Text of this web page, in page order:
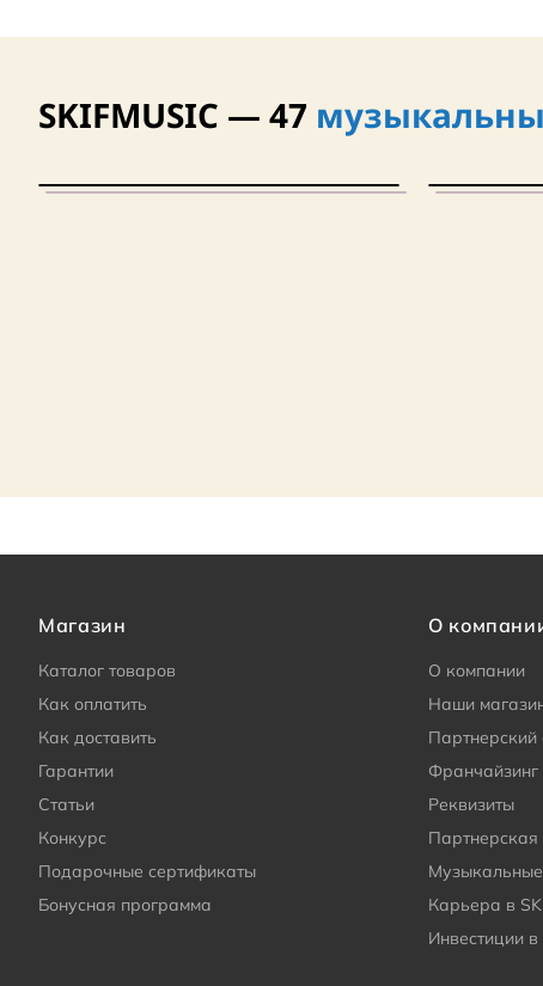
SKIFMUSIC — 47
Магазин
Каталог товаров
Как оплатить
Как доставить
Гарантии
Статьи
Конкурс
Подарочные сертификаты
Бонусная программа
О
О компании
Наши
Партнерский
Франчайзинг
Реквизиты
Музыкальные
Карьера в
Инвестиции в